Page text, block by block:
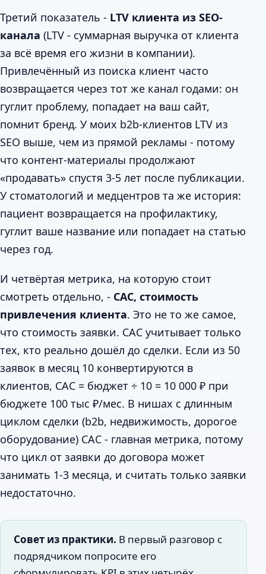
Третий показатель - LTV клиента из SEO-
канала (LTV - суммарная выручка от клиента
за всё время его жизни в компании).
Привлечённый из поиска клиент часто
возвращается через тот же канал годами: он
гуглит проблему, попадает на ваш сайт,
помнит бренд. У моих b2b-клиентов LTV из
SEO выше, чем из прямой рекламы - потому
что контент-материалы продолжают
«продавать» спустя 3-5 лет после публикации.
У стоматологий и медцентров та же история:
пациент возвращается на профилактику,
гуглит ваше название или попадает на статью
через год.
И четвёртая метрика, на которую стоит
смотреть отдельно, - CAC, стоимость
привлечения клиента. Это не то же самое,
что стоимость заявки. CAC учитывает только
тех, кто реально дошёл до сделки. Если из 50
заявок в месяц 10 конвертируются в
клиентов, CAC = бюджет ÷ 10 = 10 000 ₽ при
бюджете 100 тыс ₽/мес. В нишах с длинным
циклом сделки (b2b, недвижимость, дорогое
оборудование) CAC - главная метрика, потому
что цикл от заявки до договора может
занимать 1-3 месяца, и считать только заявки
недостаточно.
Совет из практики. В первый разговор с
подрядчиком попросите его